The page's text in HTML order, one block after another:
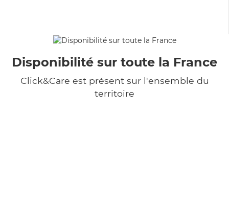
Disponibilité sur toute la France
Click&Care est présent sur l'ensemble du
territoire